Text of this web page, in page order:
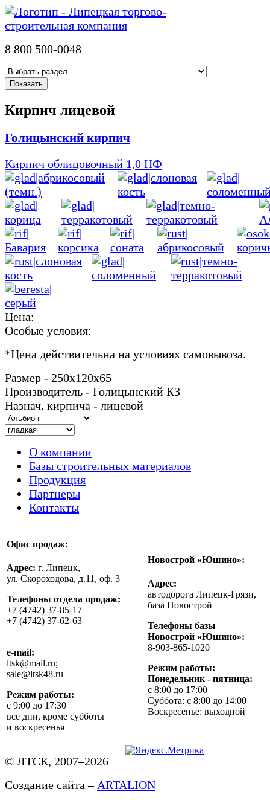
8 800 500-0048
Кирпич лицевой
Голицынский кирпич
Кирпич облицовочный 1,0 НФ
Цена:
Особые условия:
*Цена действительна на условиях самовывоза.
Размер - 250х120х65
Производитель - Голицынский КЗ
Назнач. кирпича - лицевой
О компании
Базы строительных материалов
Продукция
Партнеры
Контакты
Офис продаж:
Адрес: г. Липецк,
ул. Скороходова, д.11, оф. 3
Телефоны отдела продаж:
+7 (4742) 37-85-17
+7 (4742) 37-62-63
e-mail:
ltsk@mail.ru;
sale@ltsk48.ru
Режим работы:
с 9:00 до 17:30
все дни, кроме субботы
и воскресенья
Новострой «Юшино»:
Адрес:
автодорога Липецк-Грязи,
база Новострой
Телефоны базы
Новострой «Юшино»:
8-903-865-1020
Режим работы:
Понедельник - пятница:
с 8:00 до 17:00
Суббота: с 8:00 до 14:00
Воскресенье: выходной
© ЛТСК, 2007–2026
Создание сайта – ARTALION